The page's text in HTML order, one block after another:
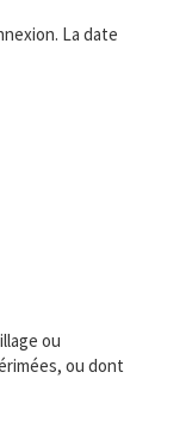
La date
ou
ou dont